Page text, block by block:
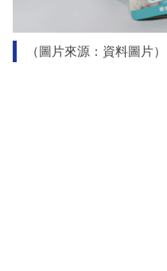
（圖片來源：資料圖片）